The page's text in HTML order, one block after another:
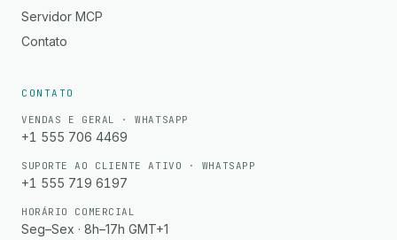
Servidor MCP
Contato
CONTATO
VENDAS E GERAL · WHATSAPP
+1 555 706 4469
SUPORTE AO CLIENTE ATIVO · WHATSAPP
+1 555 719 6197
HORÁRIO COMERCIAL
Seg–Sex · 8h–17h GMT+1